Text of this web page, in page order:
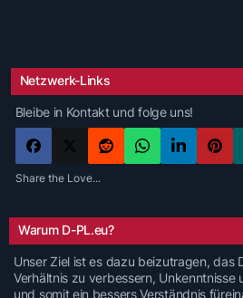
Netzwerk-Links
Bleibe in Kontakt und folge uns!
Share the Love...
Warum D-PL.eu?
Unser Ziel ist es dazu beizutragen, das
Verhältnis zu verbessern, Unkenntnisse
und somit ein bessers Verständnis